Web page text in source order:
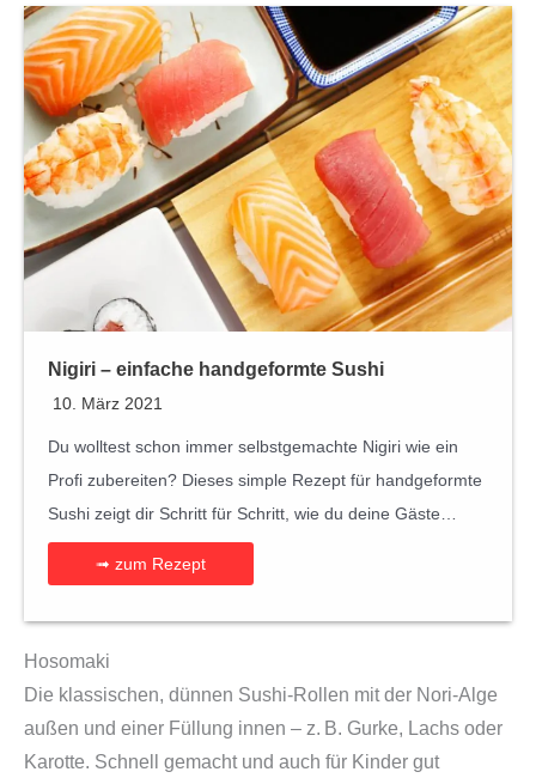
€
2
9
,
9
9
9
.
e
i
s
r
o
l
l
s
e
l
e
n
M
e
Nigiri – einfache handgeformte Sushi
10. März 2021
Du wolltest schon immer selbstgemachte Nigiri wie ein
Profi zubereiten? Dieses simple Rezept für handgeformte
Sushi zeigt dir Schritt für Schritt, wie du deine Gäste…
➟ zum Rezept
Hosomaki
Die klassischen, dünnen Sushi-Rollen mit der Nori-Alge
außen und einer Füllung innen – z. B. Gurke, Lachs oder
Karotte. Schnell gemacht und auch für Kinder gut